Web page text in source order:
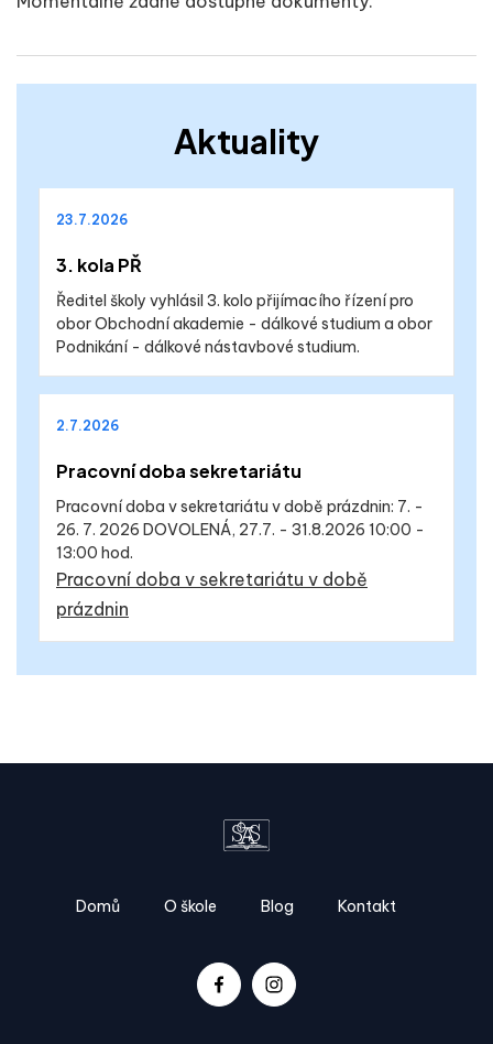
Aktuality
23.7.2026
3. kola PŘ
Ředitel školy vyhlásil 3. kolo přijímacího řízení pro
obor Obchodní akademie - dálkové studium a obor
Podnikání - dálkové nástavbové studium.
2.7.2026
Pracovní doba sekretariátu
Pracovní doba v sekretariátu v době prázdnin: 7. -
26. 7. 2026 DOVOLENÁ, 27.7. - 31.8.2026 10:00 -
13:00 hod.
Pracovní doba v sekretariátu v době
prázdnin
Domů O škole Blog Kontakt